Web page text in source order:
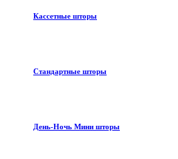
Кассетные шторы
Стандартные шторы
День-Ночь Мини шторы